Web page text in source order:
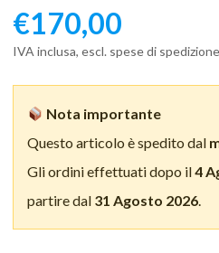
€170,00
IVA inclusa, escl. spese di spedizione
Nota importante
Questo articolo è spedito dal
Gli ordini effettuati dopo il4
partire dal 31 Agosto 2026.